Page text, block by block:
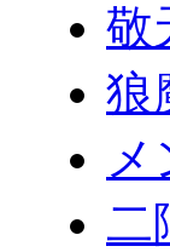
敬
狼
メ
二